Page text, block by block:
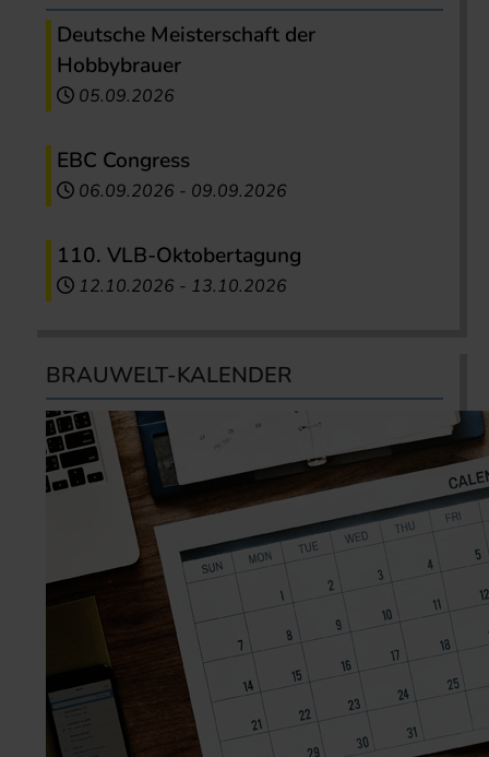
Deutsche Meisterschaft der
Hobbybrauer
05.09.2026
EBC Congress
06.09.2026 - 09.09.2026
110. VLB-Oktobertagung
12.10.2026 - 13.10.2026
BRAUWELT-KALENDER